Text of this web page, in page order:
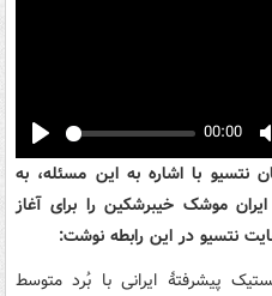
Play
00:00
با اشاره به این مسئله، به
موشک خیبرشکین را برای آغاز
نتسیو در این رابطه نوشت:
پیشرفتهٔ ایرانی با بُرد متوسط